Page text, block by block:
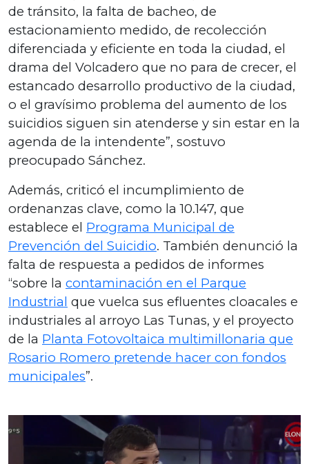
de tránsito, la falta de bacheo, de
estacionamiento medido, de recolección
diferenciada y eficiente en toda la ciudad, el
drama del Volcadero que no para de crecer, el
estancado desarrollo productivo de la ciudad,
o el gravísimo problema del aumento de los
suicidios siguen sin atenderse y sin estar en la
agenda de la intendente”, sostuvo
preocupado Sánchez.
Además, criticó el incumplimiento de
ordenanzas clave, como la 10.147, que
establece el Programa Municipal de
Prevención del Suicidio. También denunció la
falta de respuesta a pedidos de informes
“sobre la contaminación en el Parque
Industrial que vuelca sus efluentes cloacales e
industriales al arroyo Las Tunas, y el proyecto
de la Planta Fotovoltaica multimillonaria que
Rosario Romero pretende hacer con fondos
municipales”.